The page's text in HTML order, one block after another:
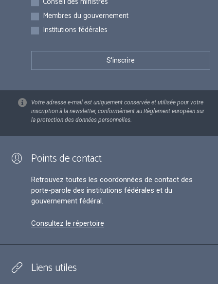
Membres du gouvernement
Institutions fédérales
Votre adresse e-mail est uniquement conservée et utilisée pour votre
inscription à la newsletter, conformément au Règlement européen sur
la protection des données personnelles.
Points de contact
Retrouvez toutes les coordonnées de contact des
porte-parole des institutions fédérales et du
gouvernement fédéral.
Consultez le répertoire
Liens utiles